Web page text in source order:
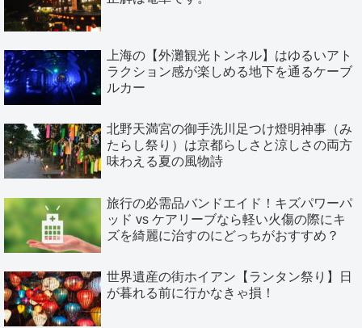
上海の【外灘観光トンネル】はゆるいアト
ラクション感が楽しめる地下を通るケーブ
ルカー
北野天満宮の御手洗川足つけ燈明神事（み
たらし祭り）は京都らしさと涼しさの両方
味わえる夏の風物詩
旅行の必需品バンドエイド！キズパワーパ
ッド vs ケアリーブなら軽い火傷の際にキ
ズを綺麗に治すのにどっちがおすすめ？
世界遺産の街ホイアン【ランタン祭り】日
が暮れる前に行かなきゃ損！